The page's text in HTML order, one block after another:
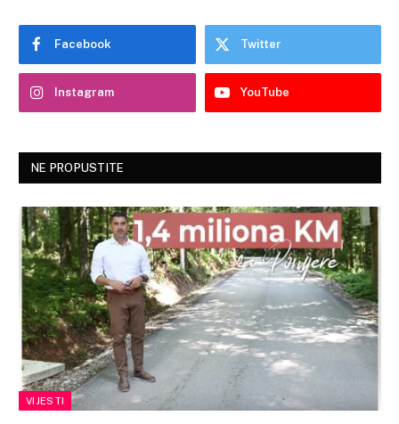
Facebook Twitter
Instagram YouTube
NE PROPUSTITE
VIJESTI